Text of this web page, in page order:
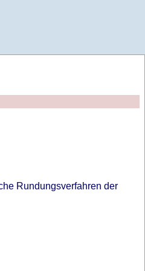
Rundungsverfahren der